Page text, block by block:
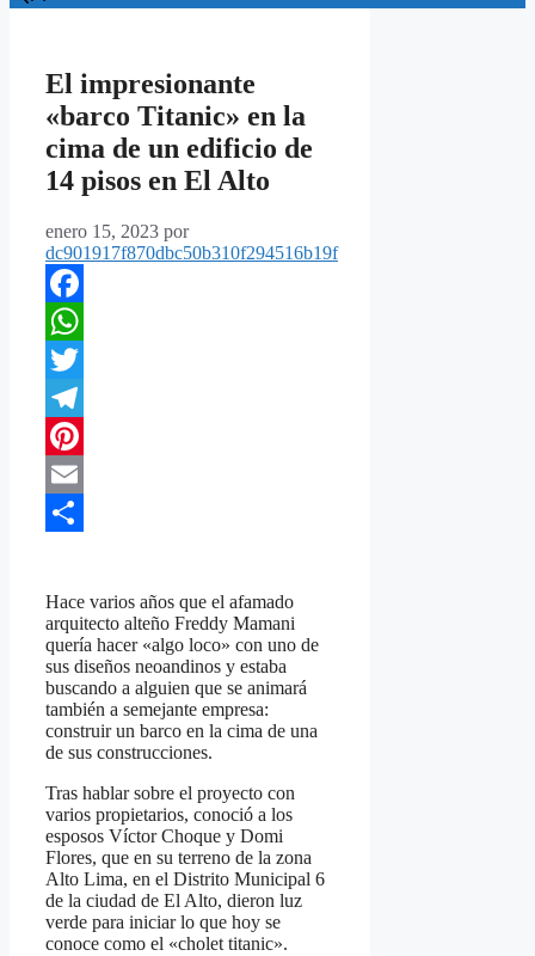
El impresionante
«barco Titanic» en la
cima de un edificio de
14 pisos en El Alto
enero 15, 2023 por
dc901917f870dbc50b310f294516b19f
Facebook
WhatsApp
Twitter
Telegram
Pinterest
Email
Hace varios años que el afamado
arquitecto alteño Freddy Mamani
quería hacer «algo loco» con uno de
sus diseños neoandinos y estaba
buscando a alguien que se animará
también a semejante empresa:
construir un barco en la cima de una
de sus construcciones.
Tras hablar sobre el proyecto con
varios propietarios, conoció a los
esposos Víctor Choque y Domi
Flores, que en su terreno de la zona
Alto Lima, en el Distrito Municipal 6
de la ciudad de El Alto, dieron luz
verde para iniciar lo que hoy se
conoce como el «cholet titanic».